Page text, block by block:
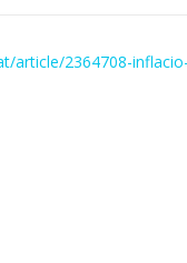
article/2364708-